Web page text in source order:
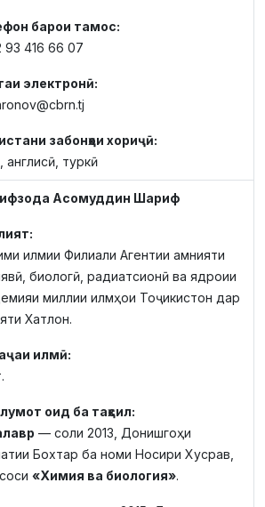
барои тамос:
93 416 66 07
электронӣ:
забонҳои хориҷӣ:
англисӣ, туркӣ
Асомуддин Шариф
илмии Филиали Агентии амнияти
биологӣ, радиатсионӣ ва ядроии
миллии илмҳои Тоҷикистон дар
Хатлон.
илмӣ:
оид ба таҳсил:
— соли 2013, Донишгоҳи
Бохтар ба номи Носири Хусрав,
«Химия ва биология».